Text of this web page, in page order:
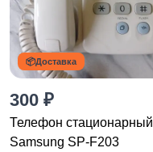
📦Доставка
300 ₽
Телефон стационарный
Samsung SP-F203